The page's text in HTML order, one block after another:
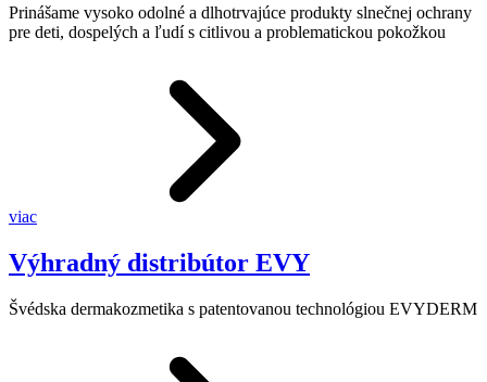
Prinášame vysoko odolné a dlhotrvajúce produkty slnečnej ochrany
pre deti, dospelých a ľudí s citlivou a problematickou pokožkou
viac
Výhradný distribútor EVY
Švédska dermakozmetika s patentovanou technológiou EVYDERM